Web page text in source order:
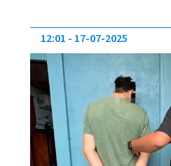
12:01 17-07-2025